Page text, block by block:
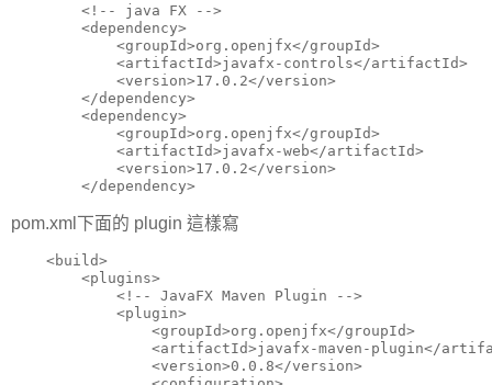
        <!-- java FX -->
        <dependency>
            <groupId>org.openjfx</groupId>
            <artifactId>javafx-controls</artifactId>
            <version>17.0.2</version>
        </dependency>
        <dependency>
            <groupId>org.openjfx</groupId>
            <artifactId>javafx-web</artifactId>
            <version>17.0.2</version>
        </dependency>
pom.xml下面的 plugin 這樣寫
    <build>
        <plugins>
            <!-- JavaFX Maven Plugin -->
            <plugin>
                <groupId>org.openjfx</groupId>
<artifactId>javafx-maven-plugin</
                <version>0.0.8</version>